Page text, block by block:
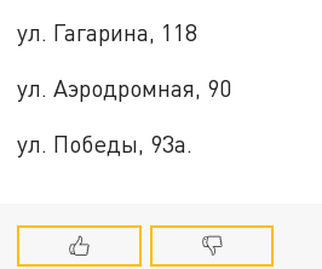
ул. Гагарина, 118
ул. Аэродромная, 90
ул. Победы, 93а.